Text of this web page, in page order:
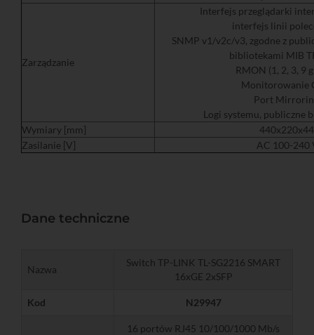
Zarządzanie
Interfejs przeglądarki
interfejs linii
SNMP v1/v2c/v3, zgodne z
bibliotekami MIB
RMON (1, 2, 3, 9
Monitorowanie
Port
Logi systemu, publiczne
Wymiary [mm]
440x220x44
Zasilanie [V]
AC 100-240
Dane techniczne
Nazwa
Switch TP-LINK TL-SG2216 SMART
16xGE 2xSFP
Kod N29947
16 portów RJ45 10/100/1000 Mb/s